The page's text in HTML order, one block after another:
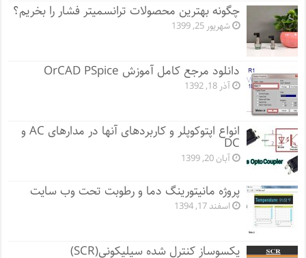
چگونه بهترین محصولات ترانسمیتر فشار را بخریم؟
شهریور 25, 1399
دانلود مرجع کامل آموزش OrCAD PSpice
آذر 18, 1392
انواع اپتوکوپلر و کاربردهای آنها در مدارهای AC و
DC
آبان 20, 1399
پروژه مانيتورينگ دما و رطوبت تحت وب سایت
اسفند 17, 1394
یکسوساز کنترل شده سیلیکونی(SCR)